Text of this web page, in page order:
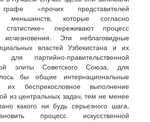
«прочих представителей
меньшинств, которые согласно
статистике» переживают процесс
исчезновения. Эти неблаговидные
властей Узбекистана и их
для партийно-правительственной
элиты Советского Союза, для
бы общие интернациональные
беспрекословное выполнение
из центральных задач, тем не менее
какого ни будь серьезного шага,
процесс искусственной